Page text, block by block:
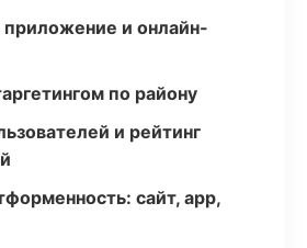
и онлайн-
по району
и рейтинг
сайт, app,